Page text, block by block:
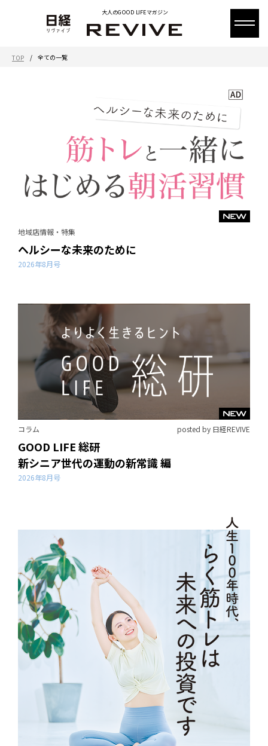
大人のGOOD LIFEマガジン
TOP / 全ての一覧
地域店情報・特集
ヘルシーな未来のために
2026年8月号
コラム posted by 日経REVIVE
GOOD LIFE 総研
新シニア世代の運動の新常識 編
2026年8月号